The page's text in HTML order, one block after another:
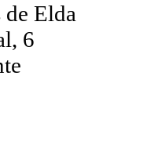
Elda
6